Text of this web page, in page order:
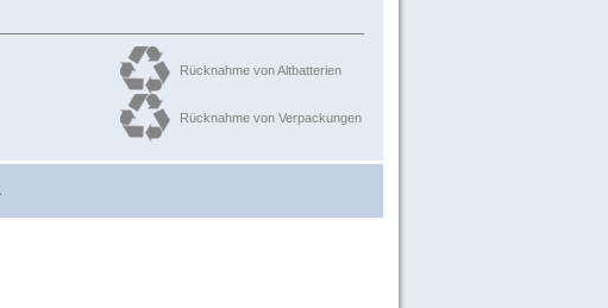
Rücknahme von Altbatterien
Rücknahme von Verpackungen